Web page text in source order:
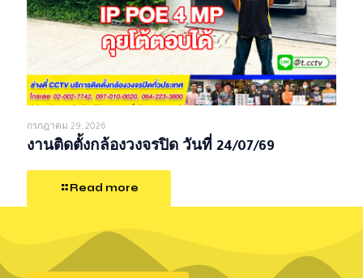
กรกฎาคม 29, 2026
งานติดตั้งกล้องวงจรปิด วันที่ 24/07/69
Read more